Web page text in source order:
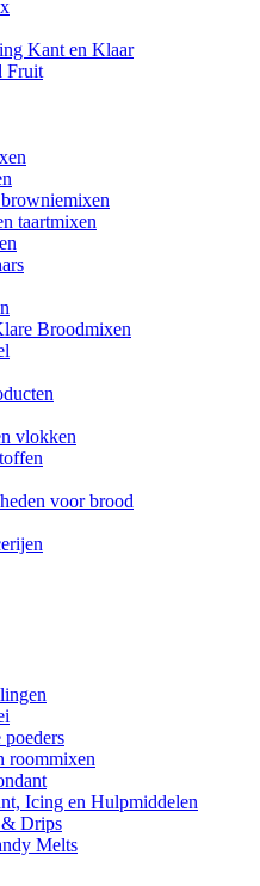
Kant en Klaar
Fruit
taartmixen
Broodmixen
vlokken
voor brood
poeders
roommixen
Icing en Hulpmiddelen
Drips
Melts